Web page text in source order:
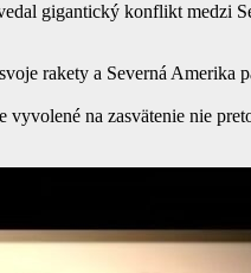
gigantický konflikt medzi
rakety a Severná Amerika
na zasvätenie nie